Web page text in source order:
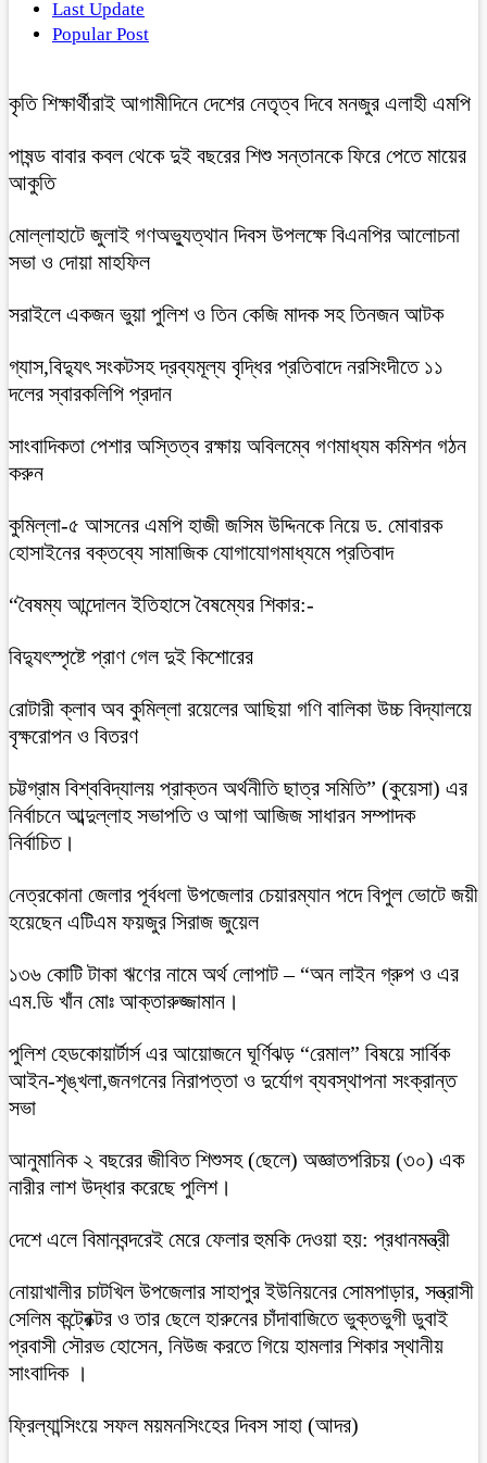
Last Update
Popular Post
কৃতি শিক্ষার্থীরাই আগামীদিনে দেশের নেতৃত্ব দিবে মনজুর এলাহী এমপি
পাষন্ড বাবার কবল থেকে দুই বছরের শিশু সন্তানকে ফিরে পেতে মায়ের
আকুতি
মোল্লাহাটে জুলাই গণঅভ্যুত্থান দিবস উপলক্ষে বিএনপির আলোচনা
সভা ও দোয়া মাহফিল
সরাইলে একজন ভুয়া পুলিশ ও তিন কেজি মাদক সহ তিনজন আটক
গ্যাস,বিদ্যুৎ সংকটসহ দ্রব্যমূল্য বৃদ্ধির প্রতিবাদে নরসিংদীতে ১১
দলের স্বারকলিপি প্রদান
সাংবাদিকতা পেশার অস্তিত্ব রক্ষায় অবিলম্বে গণমাধ্যম কমিশন গঠন
করুন
কুমিল্লা-৫ আসনের এমপি হাজী জসিম উদ্দিনকে নিয়ে ড. মোবারক
হোসাইনের বক্তব্যে সামাজিক যোগাযোগমাধ্যমে প্রতিবাদ
“বৈষম্য আন্দোলন ইতিহাসে বৈষম্যের শিকার:-
বিদ্যুৎস্পৃষ্টে প্রাণ গেল দুই কিশোরের
রোটারী ক্লাব অব কুমিল্লা রয়েলের আছিয়া গণি বালিকা উচ্চ বিদ্যালয়ে
বৃক্ষরোপন ও বিতরণ
চট্টগ্রাম বিশ্ববিদ্যালয় প্রাক্তন অর্থনীতি ছাত্র সমিতি” (কুয়েসা) এর
নির্বাচনে আব্দুল্লাহ সভাপতি ও আগা আজিজ সাধারন সম্পাদক
নির্বাচিত।
নেত্রকোনা জেলার পূর্বধলা উপজেলার চেয়ারম্যান পদে বিপুল ভোটে জয়ী
হয়েছেন এটিএম ফয়জুর সিরাজ জুয়েল
১৩৬ কোটি টাকা ঋণের নামে অর্থ লোপাট – “অন লাইন গ্রুপ ও এর
এম.ডি খাঁন মোঃ আক্তারুজ্জামান।
পুলিশ হেডকোয়ার্টার্স এর আয়োজনে ঘূর্ণিঝড় “রেমাল” বিষয়ে সার্বিক
আইন-শৃঙ্খলা,জনগনের নিরাপত্তা ও দুর্যোগ ব্যবস্থাপনা সংক্রান্ত
সভা
আনুমানিক ২ বছরের জীবিত শিশুসহ (ছেলে) অজ্ঞাতপরিচয় (৩০) এক
নারীর লাশ উদ্ধার করেছে পুলিশ।
দেশে এলে বিমানবন্দরেই মেরে ফেলার হুমকি দেওয়া হয়: প্রধানমন্ত্রী
নোয়াখালীর চাটখিল উপজেলার সাহাপুর ইউনিয়নের সোমপাড়ার, সন্ত্রাসী
সেলিম কন্ট্রেক্টর ও তার ছেলে হারুনের চাঁদাবাজিতে ভুক্তভুগী ডুবাই
প্রবাসী সৌরভ হোসেন, নিউজ করতে গিয়ে হামলার শিকার স্থানীয়
সাংবাদিক ।
ফ্রিল্যান্সিংয়ে সফল ময়মনসিংহের দিবস সাহা (আদর)